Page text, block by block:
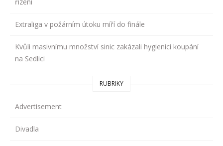
Extraliga v požárním útoku míří do finále
Kvůli masivnímu množství sinic zakázali hygienici koupání
na Sedlici
RUBRIKY
Advertisement
Divadla